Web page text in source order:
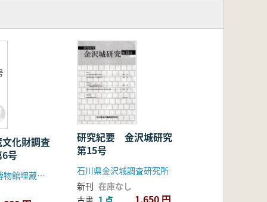
化財調査
号
広島大学総合博物館埋蔵文化財調査部門
研究紀要 金沢城研究
第15号
石川県金沢城調査研究所
新刊 在庫なし
1,650 円